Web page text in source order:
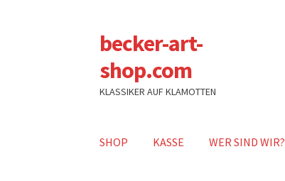
Zur
Navigation
springen
Zum
Inhalt
springen
becker-art-
shop.com
KLASSIKER AUF KLAMOTTEN
SHOP KASSE WER SIND WIR?